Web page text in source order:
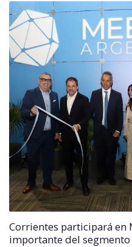
Corrientes participará en
importante del